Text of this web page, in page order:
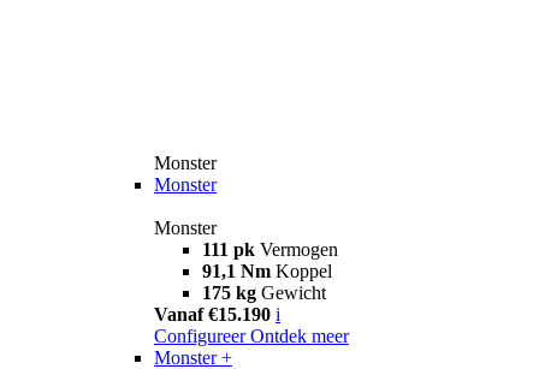
Monster
Monster
Monster
111 pk Vermogen
91,1 Nm Koppel
175 kg Gewicht
Vanaf €15.190 i
Configureer Ontdek meer
Monster +